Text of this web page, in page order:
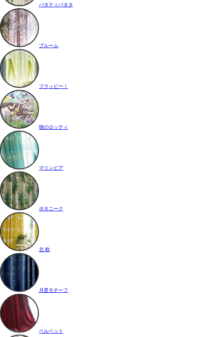
パタティパタタ
ブルーム
フラッピー！
猫のロッティ
マリンピア
ボタニーク
北 欧
月星モチーフ
ベルベット